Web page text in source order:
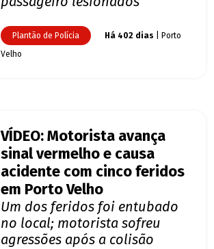
Plantão de Polícia Há 402 dias | Porto
Velho
VÍDEO: Motorista avança
sinal vermelho e causa
acidente com cinco feridos
em Porto Velho
Um dos feridos foi entubado
no local; motorista sofreu
agressões após a colisão